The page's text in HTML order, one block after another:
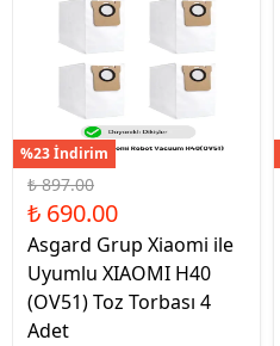
%23 İndirim
₺ 897.00
₺ 690.00
Asgard Grup Xiaomi ile
Uyumlu XIAOMI H40
(OV51) Toz Torbası 4
Adet